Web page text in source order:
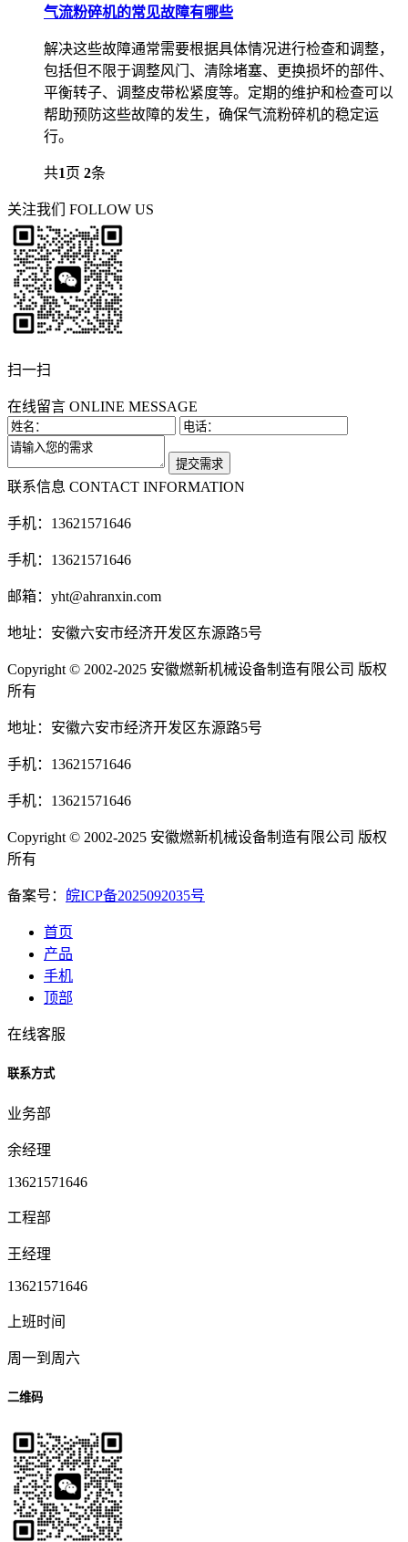
气流粉碎机的常见故障有哪些
解决这些故障通常需要根据具体情况进行检查和调整，
包括但不限于调整风门、清除堵塞、更换损坏的部件、
平衡转子、调整皮带松紧度等。定期的维护和检查可以
帮助预防这些故障的发生，确保气流粉碎机的稳定运
行。
共1页 2条
关注我们 FOLLOW US
扫一扫
在线留言 ONLINE MESSAGE
联系信息 CONTACT INFORMATION
手机：13621571646
手机：13621571646
邮箱：yht@ahranxin.com
地址：安徽六安市经济开发区东源路5号
Copyright © 2002-2025 安徽燃新机械设备制造有限公司 版权
所有
地址：安徽六安市经济开发区东源路5号
手机：13621571646
手机：13621571646
Copyright © 2002-2025 安徽燃新机械设备制造有限公司 版权
所有
备案号： 皖ICP备2025092035号
首页
产品
手机
顶部
在线客服
联系方式
业务部
余经理
13621571646
工程部
王经理
13621571646
上班时间
周一到周六
二维码